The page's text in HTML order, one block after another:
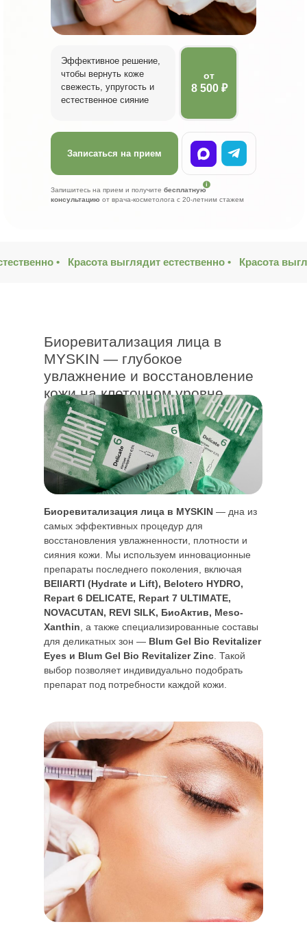
Записаться на прием
Запишитесь на прием и получите бесплатную
консультацию от врача-косметолога с 20-летним стажем
Эффективное решение,
чтобы вернуть коже
свежесть, упругость и
естественное сияние
от
8 500 ₽
Красота выглядит естественно • Красота
•
Биоревитализация лица в
MYSKIN — глубокое
увлажнение и восстановление
кожи на клеточном уровне
Биоревитализация лица в MYSKIN — дна из
самых эффективных процедур для
восстановления увлажненности, плотности и
сияния кожи. Мы используем инновационные
препараты последнего поколения, включая
BEIIARTI (Hydrate и Lift), Belotero HYDRO,
Repart 6 DELICATE, Repart 7 ULTIMATE,
NOVACUTAN, REVI SILK, БиоАктив, Meso-
Xanthin , а также специализированные составы
для деликатных зон — Blum Gel Bio Revitalizer
Eyes и Blum Gel Bio Revitalizer Zinc . Такой
выбор позволяет индивидуально подобрать
препарат под потребности каждой кожи.